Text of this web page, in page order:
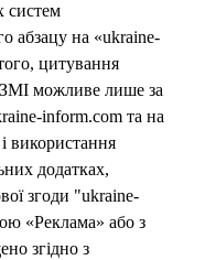
систем
абзацу на «ukraine-
цитування
ЗМІ можливе лише за
inform.com та на
використання
додатках,
згоди "ukraine-
«Реклама» або з
згідно з